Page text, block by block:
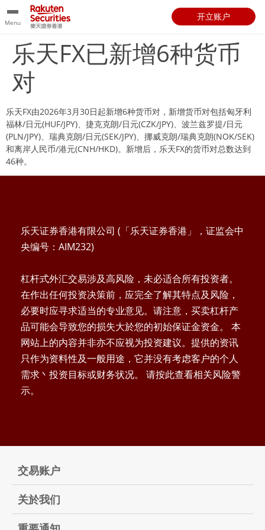
Menu
开立账户
乐天FX已新增6种货币
对
乐天FX由2026年3月30日起新增6种货币对，新增货币对包括匈牙利
福林/日元(HUF/JPY)、捷克克朗/日元(CZK/JPY)、波兰兹罗提/日元
(PLN/JPY)、瑞典克朗/日元(SEK/JPY)、挪威克朗/瑞典克朗(NOK/SEK)
和离岸人民币/港元(CNH/HKD)。新增后，乐天FX的货币对总数达到
46种。
乐天证券香港有限公司 (「乐天证券香港」，证监会中
央编号：AIM232)
杠杆式外汇交易涉及高风险，未必适合所有投资者。
在作出任何投资决策前，应完全了解其特点及风险，
必要时应寻求适当的专业意见。请注意，买卖杠杆产
品可能会导致您的损失大於您的初始保证金资金。 本
网站上的内容并非亦不应视为投资建议。提供的资讯
只作为资料性及一般用途，它并没有考虑客户的个人
需求丶投资目标或财务状况。 请按此查看相关风险警
示。
交易账户
关於我们